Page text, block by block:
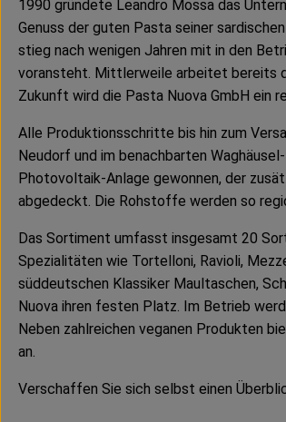
1990 gründete Leandro Mossa das
Genuss der guten Pasta seiner
stieg nach wenigen Jahren mit in den
voransteht. Mittlerweile arbeitet bereits
Zukunft wird die Pasta Nuova GmbH ein
Alle Produktionsschritte bis hin zum
Neudorf und im benachbarten
Photovoltaik-Anlage gewonnen, der
abgedeckt. Die Rohstoffe werden so
Das Sortiment umfasst insgesamt 20
Spezialitäten wie Tortelloni, Ravioli,
süddeutschen Klassiker Maultaschen,
Nuova ihren festen Platz. Im Betrieb
Neben zahlreichen veganen Produkten
an.
Verschaffen Sie sich selbst einen